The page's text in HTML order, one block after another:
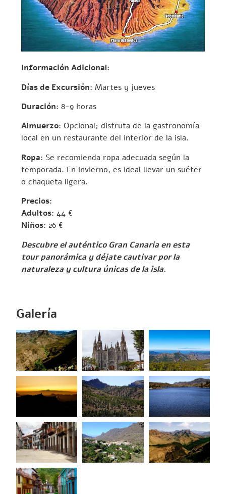
Información Adicional:
Días de Excursión: Martes y jueves
Duración: 8-9 horas
Almuerzo: Opcional; disfruta de la gastronomía
local en un restaurante del interior de la isla.
Ropa: Se recomienda ropa adecuada según la
temporada. En invierno, es ideal llevar un suéter
o chaqueta ligera.
Precios:
Adultos: 44 €
Niños: 26 €
Descubre el auténtico Gran Canaria en esta
tour panorámica y déjate cautivar por la
naturaleza y cultura únicas de la isla.
Galería